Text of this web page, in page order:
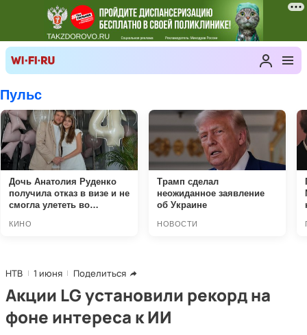
НТВ 1 июня Поделиться
Акции LG установили рекорд на
фоне интереса к ИИ